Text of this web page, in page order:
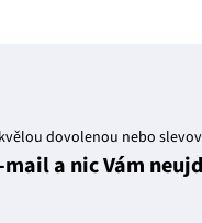
dovolenou nebo
a nic Vám